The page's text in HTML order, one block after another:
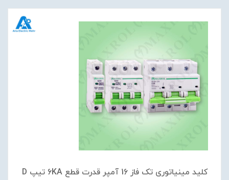
کلید مینیاتوری تک فاز 16 آمپر قدرت قطع 6KA تیپ D